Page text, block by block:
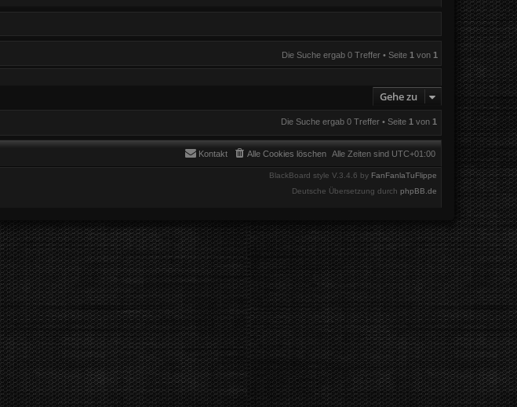
Die Suche ergab 0 Treffer • Seite 1 von 1
Gehe zu
Die Suche ergab 0 Treffer • Seite 1 von 1
Alle Zeiten sind UTC+01:00
Alle Cookies löschen
Kontakt
BlackBoard style V.3.4.6 by FanFanlaTuFlippe
Deutsche Übersetzung durch phpBB.de